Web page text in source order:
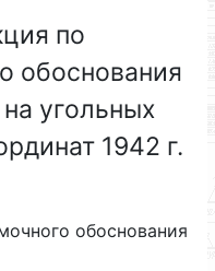
по
обоснования
угольных
1942 г.
обоснования